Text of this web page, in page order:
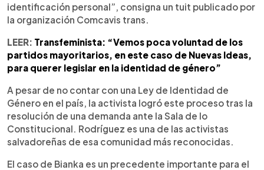
identificación personal”, consigna un tuit publicado por
la organización Comcavis trans.
LEER: Transfeminista: “Vemos poca voluntad de los
partidos mayoritarios, en este caso de Nuevas Ideas,
para querer legislar en la identidad de género”
A pesar de no contar con una Ley de Identidad de
Género en el país, la activista logró este proceso tras la
resolución de una demanda ante la Sala de lo
Constitucional. Rodríguez es una de las activistas
salvadoreñas de esa comunidad más reconocidas.
El caso de Bianka es un precedente importante para el